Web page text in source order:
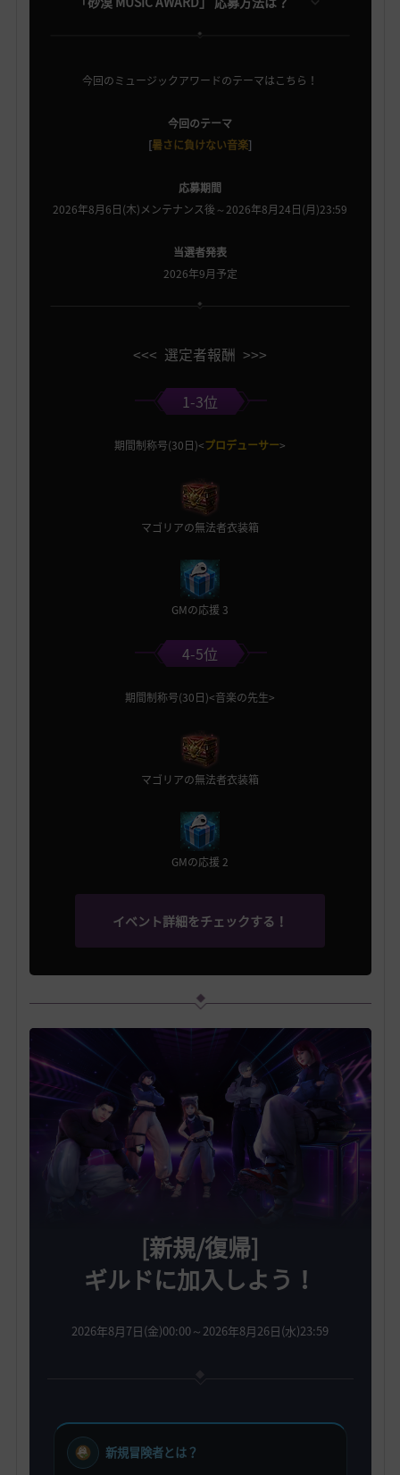
今回のミュージックアワードのテーマはこちら！
今回のテーマ
[暑さに負けない音楽]
応募期間
2026年8月6日(木)メンテナンス後～2026年8月24日(月)23:59
当選者発表
2026年9月予定
<<< 選定者報酬 >>>
1-3位
期間制称号(30日)<プロデューサー>
マゴリアの無法者衣装箱
GMの応援 3
4-5位
期間制称号(30日)<音楽の先生>
マゴリアの無法者衣装箱
GMの応援 2
イベント詳細をチェックする！
[新規/復帰]
ギルドに加入しよう！
2026年8月7日(金)00:00～2026年8月26日(水)23:59
新規冒険者とは？